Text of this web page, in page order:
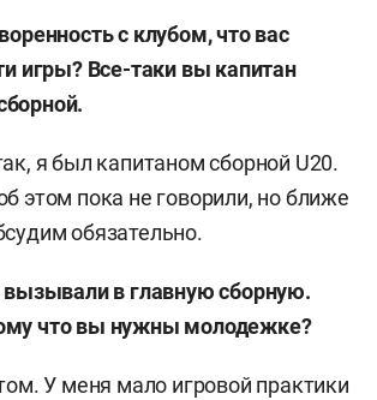
с клубом, что вас
игры? Все-таки вы капитан
я был капитаном сборной U20.
этом пока не говорили, но ближе
обязательно.
вызывали в главную сборную.
что вы нужны молодежке?
У меня мало игровой практики